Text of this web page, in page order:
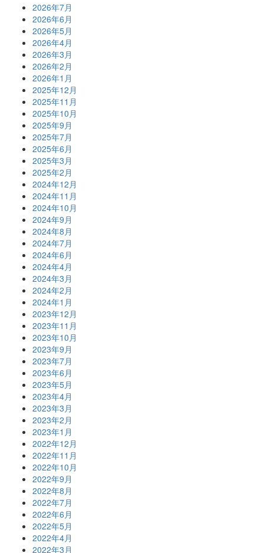
2026年7月
2026年6月
2026年5月
2026年4月
2026年3月
2026年2月
2026年1月
2025年12月
2025年11月
2025年10月
2025年9月
2025年7月
2025年6月
2025年3月
2025年2月
2024年12月
2024年11月
2024年10月
2024年9月
2024年8月
2024年7月
2024年6月
2024年4月
2024年3月
2024年2月
2024年1月
2023年12月
2023年11月
2023年10月
2023年9月
2023年7月
2023年6月
2023年5月
2023年4月
2023年3月
2023年2月
2023年1月
2022年12月
2022年11月
2022年10月
2022年9月
2022年8月
2022年7月
2022年6月
2022年5月
2022年4月
2022年3月